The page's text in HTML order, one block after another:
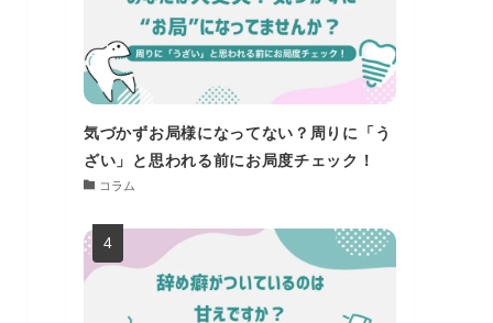
気づかずお局様になってない？周りに「う
ざい」と思われる前にお局度チェック！
コラム